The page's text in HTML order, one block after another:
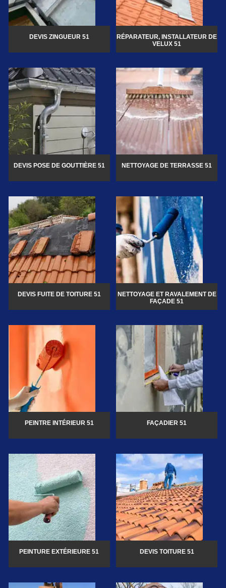
DEVIS ZINGUEUR 51
RÉPARATEUR, INSTALLATEUR DE
VELUX 51
DEVIS POSE DE GOUTTIÈRE 51 NETTOYAGE DE TERRASSE 51
DEVIS FUITE DE TOITURE 51
NETTOYAGE ET RAVALEMENT DE
FAÇADE 51
PEINTRE INTÉRIEUR 51 FAÇADIER 51
PEINTURE EXTÉRIEURE 51 DEVIS TOITURE 51